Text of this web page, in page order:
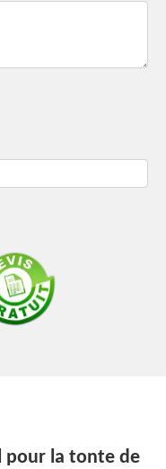
pour la tonte de